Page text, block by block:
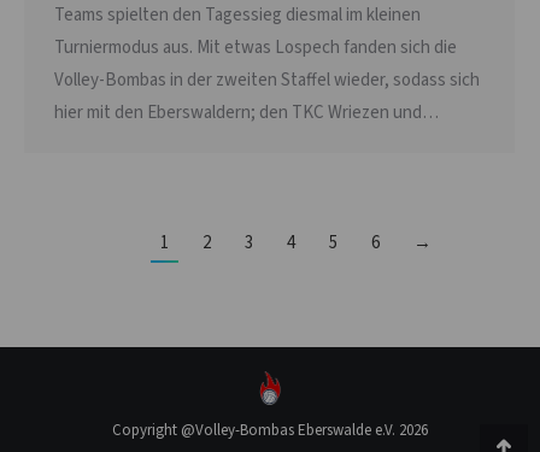
Teams spielten den Tagessieg diesmal im kleinen
Turniermodus aus. Mit etwas Lospech fanden sich die
Volley-Bombas in der zweiten Staffel wieder, sodass sich
hier mit den Eberswaldern; den TKC Wriezen und…
1 2 3 4 5 6 →
Copyright @Volley-Bombas Eberswalde e.V. 2026